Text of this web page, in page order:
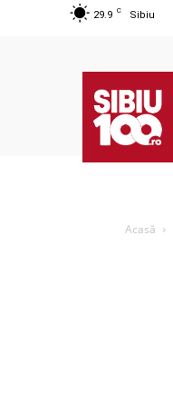
29.9 C Sibiu
Acasă